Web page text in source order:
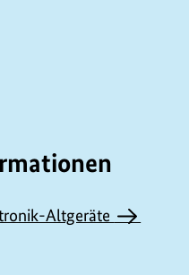
Altgeräte